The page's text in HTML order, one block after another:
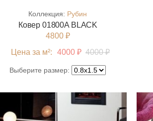
Коллекция: Рубин
Ковер 01800A BLACK
4800 ₽
Цена за м²:
4000 ₽ 4000 ₽
Выберите размер: